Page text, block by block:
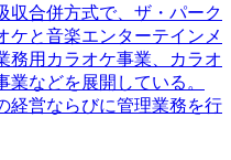
収合併方式で、ザ・パーク
ケと音楽エンターテインメ
務用カラオケ事業、カラオ
などを展開している。
経営ならびに管理業務を行